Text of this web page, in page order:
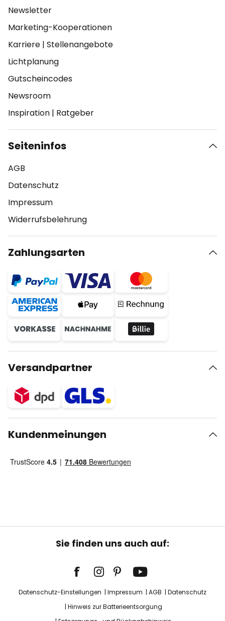
Newsletter
Marketing-Kooperationen
Karriere | Stellenangebote
Lichtplanung
Gutscheincodes
Newsroom
Inspiration | Ratgeber
Seiteninfos
AGB
Datenschutz
Impressum
Widerrufsbelehrung
Zahlungsarten
Versandpartner
Kundenmeinungen
Sie finden uns auch auf:
Datenschutz-Einstellungen Impressum AGB
Datenschutz
Hinweis zur Batterieentsorgung